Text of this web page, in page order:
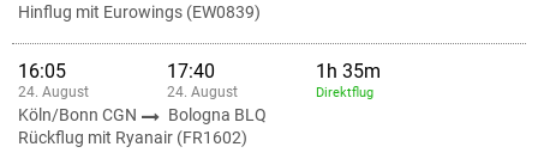
Hinflug mit Eurowings (EW0839)
16:05
24. August
17:40
24. August
1h 35m
Direktflug
Köln/Bonn CGN
Bologna BLQ
Rückflug mit Ryanair (FR1602)